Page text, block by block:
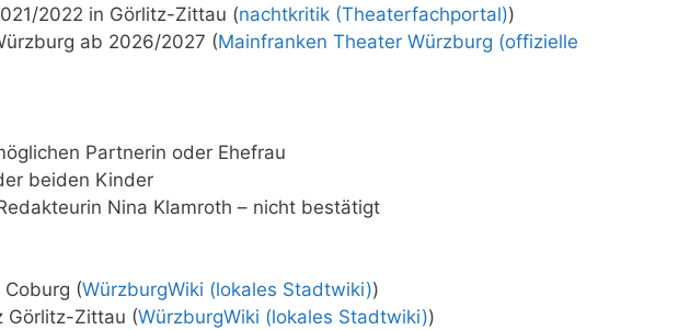
2022 in Görlitz-Zittau (nachtkritik (Theaterfachportal))
ab 2026/2027 (Mainfranken Theater Würzburg (offizielle
Partnerin oder Ehefrau
beiden Kinder
Nina Klamroth – nicht bestätigt
(WürzburgWiki (lokales Stadtwiki))
Görlitz-Zittau (WürzburgWiki (lokales Stadtwiki))